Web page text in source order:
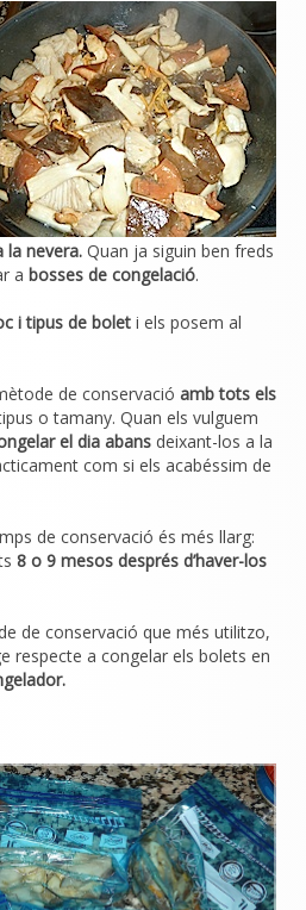
la nevera. Quan ja siguin ben freds
a bosses de congelació.
i tipus de bolet i els posem al
de conservació amb tots els
o tamany. Quan els vulguem
el dia abans deixant-los a la
com si els acabéssim de
de conservació és més llarg:
8 o 9 mesos després d’haver-los
de conservació que més utilitzo,
respecte a congelar els bolets en